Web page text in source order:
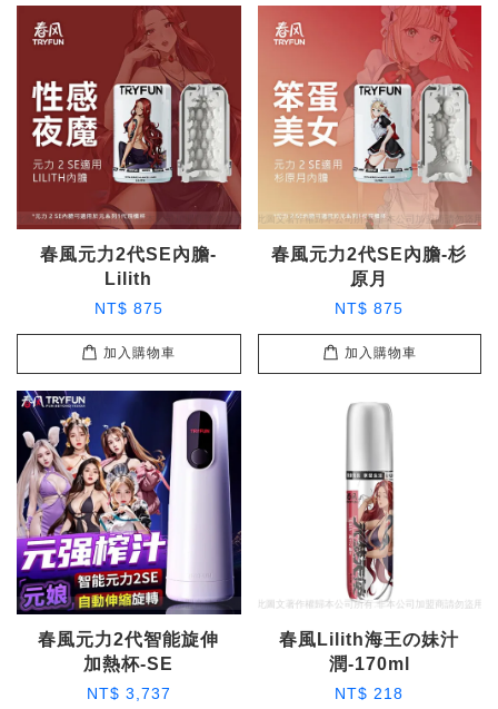
春風元力2代SE內膽-
Lilith
NT$ 875
加入購物車
春風元力2代SE內膽-杉
原月
NT$ 875
加入購物車
春風元力2代智能旋伸
加熱杯-SE
NT$ 3,737
春風Lilith海王の妹汁
潤-170ml
NT$ 218